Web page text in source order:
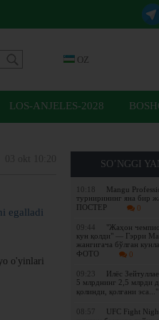
OZ
LOS-ANJELES-2028
SO’NGGI
10:18
Mangu
турнирининг яна бир
ПОСТЕР
0
09:44
"Жаҳон
кун қолди" — Гэрри
жангигача бўлган
ФОТО
0
09:23
Илёс
5 млрднинг 2,5 млрди
қолинди, қолгани эса..."
08:57
UFC Fight
egalladi
o'yinlari